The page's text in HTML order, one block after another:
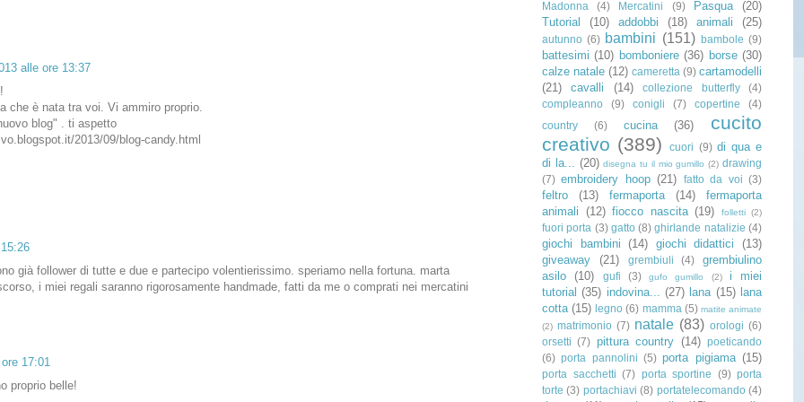
alle ore 13:37
che è nata tra voi. Vi ammiro proprio.
blog" . ti aspetto
2013/09/blog-candy.html
già follower di tutte e due e partecipo volentierissimo. speriamo nella fortuna. marta
i miei regali saranno rigorosamente handmade, fatti da me o comprati nei mercatini
17:01
proprio belle!
Madonna (4) Mercatini (9) Pasqua
(20)
Tutorial
(10) addobbi (18) animali (25)
autunno (6) bambini (151) bambole (9)
battesimi (10) bomboniere (36) borse (30)
calze natale (12) cameretta (9) cartamodelli
(21)
cavalli (14) collezione butterfly
(4)
compleanno
(9) conigli (7) copertine
(4)
country
(6) cucina (36)
cucito
creativo (389) cuori (9) di qua e
di la... (20) disegna tu il mio gumillo (2) drawing
(7) embroidery hoop (21) fatto da voi (3)
feltro (13) fermaporta (14)
fermaporta
animali
(12) fiocco nascita (19) folletti (2)
fuori porta (3) gatto (8) ghirlande natalizie (4)
giochi bambini (14) giochi didattici
(13)
giveaway
(21) grembiuli (4)
grembiulino
asilo
(10) gufi (3) gufo gumillo (2)
i miei
tutorial (35) indovina... (27) lana (15) lana
cotta (15) legno (6) mamma (5) matite animate
(2) matrimonio (7) natale (83) orologi (6)
orsetti (7) pittura country (14) poeticando
(6) porta pannolini (5) porta pigiama (15)
porta sacchetti (7) porta sportine (9) porta
torte (3) portachiavi (8) portatelecomando (4)